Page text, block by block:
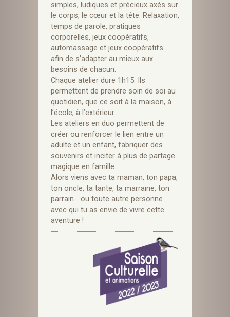
simples, ludiques et précieux axés sur
le corps, le cœur et la tête. Relaxation,
temps de parole, pratiques
corporelles, jeux coopératifs,
automassage et jeux coopératifs…
afin de s’adapter au mieux aux
besoins de chacun.
Chaque atelier dure 1h15. Ils
permettent de prendre soin de soi au
quotidien, que ce soit à la maison, à
l’école, à l’extérieur…
Les ateliers en duo permettent de
créer ou renforcer le lien entre un
adulte et un enfant, fabriquer des
souvenirs et inciter à plus de partage
magique en famille.
Alors viens avec ta maman, ton papa,
ton oncle, ta tante, ta marraine, ton
parrain… ou toute autre personne
avec qui tu as envie de vivre cette
aventure !